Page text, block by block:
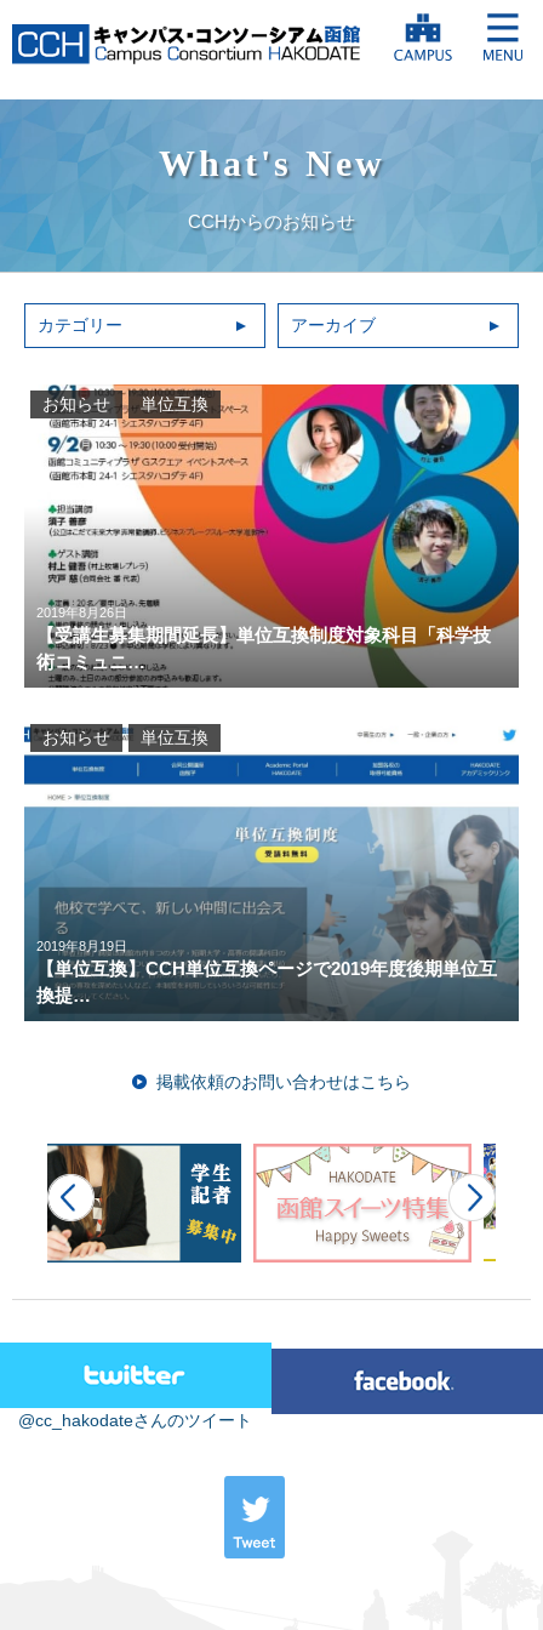
What's New
CCHからのお知らせ
カテゴリー アーカイブ
2019年8月26日
【受講生募集期間延長】単位互換制度対象科目「科学技
術コミュニ…
お知らせ 単位互換
2019年8月19日
【単位互換】CCH単位互換ページで2019年度後期単位互
換提…
お知らせ 単位互換
掲載依頼のお問い合わせはこちら
@cc_hakodateさんのツイート